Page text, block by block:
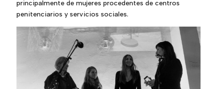
principalmente de mujeres procedentes de centros
penitenciarios y servicios sociales.